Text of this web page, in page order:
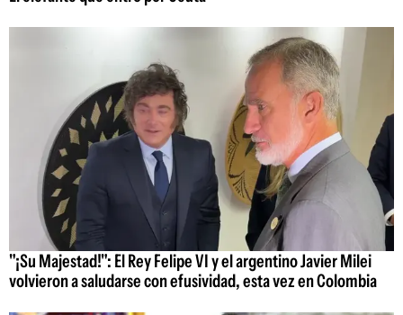
"¡Su Majestad!": El Rey Felipe VI y el argentino Javier Milei
volvieron a saludarse con efusividad, esta vez en Colombia